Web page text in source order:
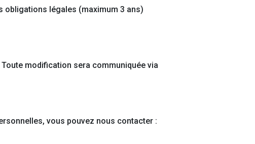
obligations légales (maximum 3 ans)
modification sera communiquée via
vous pouvez nous contacter :